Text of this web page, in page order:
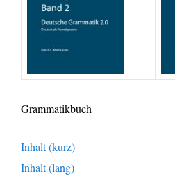
Grammatikbuch
Inhalt (kurz)
Inhalt (lang)